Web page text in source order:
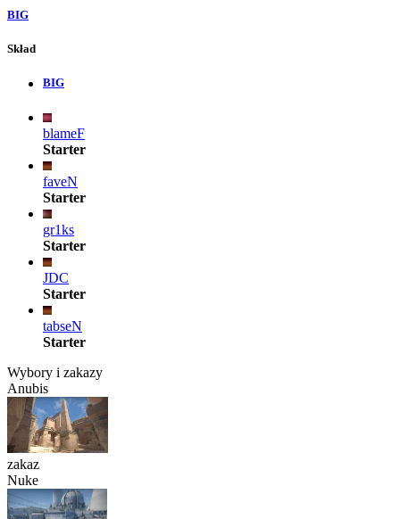
BIG
Skład
BIG
blameF
Starter
faveN
Starter
gr1ks
Starter
JDC
Starter
tabseN
Starter
Wybory i zakazy
Anubis
zakaz
Nuke